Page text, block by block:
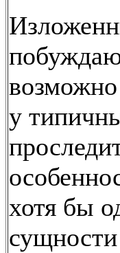
возможно
у
хотя бы